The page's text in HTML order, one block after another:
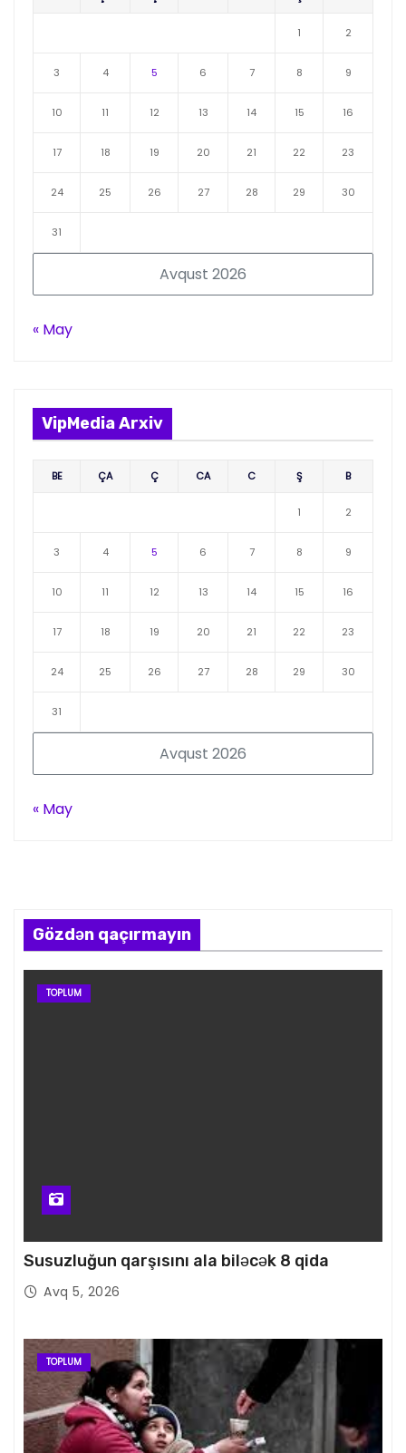
Avqust 2026
1 2
3 4 5 6 7 8 9
10 11 12 13 14 15 16
17 18 19 20 21 22 23
24 25 26 27 28 29 30
31
« May
VipMedia Arxiv
Avqust 2026
BE ÇA Ç CA C Ş B
1 2
3 4 5 6 7 8 9
10 11 12 13 14 15 16
17 18 19 20 21 22 23
24 25 26 27 28 29 30
31
« May
Gözdən qaçırmayın
TOPLUM
Susuzluğun qarşısını ala biləcək 8 qida
Avq 5, 2026
TOPLUM